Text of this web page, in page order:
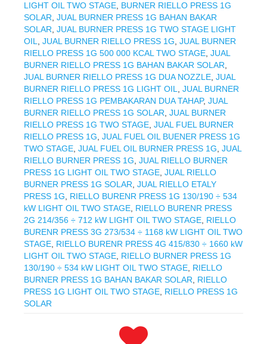
LIGHT OIL TWO STAGE BURNER RIELLO PRESS 1G
SOLAR JUAL BURNER PRESS 1G BAHAN BAKAR
SOLAR JUAL BURNER PRESS 1G TWO STAGE LIGHT
OIL
JUAL BURNER RIELLO PRESS 1G JUAL BURNER
RIELLO PRESS 1G 500 000 KCAL TWO STAGE JUAL
BURNER RIELLO PRESS 1G BAHAN BAKAR SOLAR
JUAL BURNER RIELLO PRESS 1G DUA NOZZLE JUAL
BURNER RIELLO PRESS 1G LIGHT OIL
JUAL BURNER
RIELLO PRESS 1G PEMBAKARAN DUA TAHAP, JUAL
BURNER RIELLO PRESS 1G SOLAR JUAL BURNER
RIELLO PRESS 1G TWO STAGE JUAL FUEL BURNER
RIELLO PRESS 1G JUAL FUEL OIL BUENER PRESS 1G
TWO STAGE JUAL FUEL OIL BURNER PRESS 1G JUAL
RIELLO BURNER PRESS 1G JUAL RIELLO BURNER
PRESS 1G LIGHT OIL TWO STAGE JUAL RIELLO
BURNER PRESS 1G SOLAR JUAL RIELLO ETALY
PRESS 1G
RIELLO BURENR PRESS 1G 130/190 ÷ 534
kW LIGHT OIL TWO STAGE RIELLO BURENR PRESS
2G 214/356 ÷ 712 kW LIGHT OIL TWO STAGE RIELLO
BURENR PRESS 3G 273/534 ÷ 1168 kW LIGHT OIL TWO
STAGE RIELLO BURENR PRESS 4G 415/830 ÷ 1660 kW
LIGHT OIL TWO STAGE RIELLO BURNER PRESS 1G
130/190 ÷ 534 kW LIGHT OIL TWO STAGE RIELLO
BURNER PRESS 1G BAHAN BAKAR SOLAR
RIELLO
PRESS 1G LIGHT OIL TWO STAGE RIELLO PRESS 1G
SOLAR